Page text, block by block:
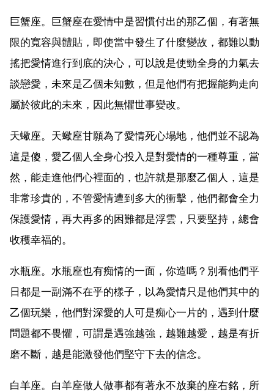
巨蟹座。巨蟹座在愛情中是習慣付出的那乙個，有著無
限的寬容與體貼，即使當中發生了什麼變故，都難以動
搖把愛情進行到底的決心，可以說是使勁全身的力氣去
談戀愛，未來是乙個未知數，但是他們有把握能夠走向
屬於彼此的未來，因此無懼世事變改。
天蠍座。天蠍座甘願為了愛情死心塌地，他們並不認為
這是傻，愛乙個人全身心投入是對愛情的一種尊重，當
然，能走進他們心裡面的，也許就是那麼乙個人，這是
非常珍貴的，不管愛情遭到多大的衝擊，他們都會全力
保護愛情，再大再多的困難都是浮雲，只要堅持，總會
收穫幸福的。
水瓶座。水瓶座也有痴情的一面，你造嗎？別看他們平
日都是一副滿不在乎的樣子，以為愛情只是他們其中的
乙個玩樂，他們對深愛的人可是痴心一片的，遇到什麼
問題都不畏懼，可謂是遇強越強，越難越愛，越是有折
磨不斷，越是能激發他們堅守下去的信念。
白羊座。白羊座做人做事都有著永不放棄的座右銘，所